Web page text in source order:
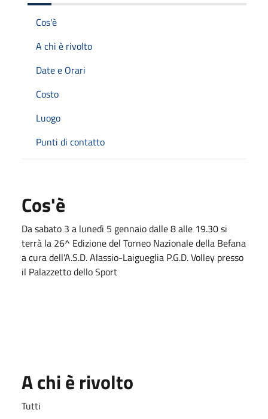
Cos'è
A chi è rivolto
Date e Orari
Costo
Luogo
Punti di contatto
Cos'è
Da sabato 3 a lunedì 5 gennaio dalle 8 alle 19.30 si
terrà la 26^ Edizione del Torneo Nazionale della Befana
a cura dell'A.S.D. Alassio-Laigueglia P.G.D. Volley presso
il Palazzetto dello Sport
A chi è rivolto
Tutti